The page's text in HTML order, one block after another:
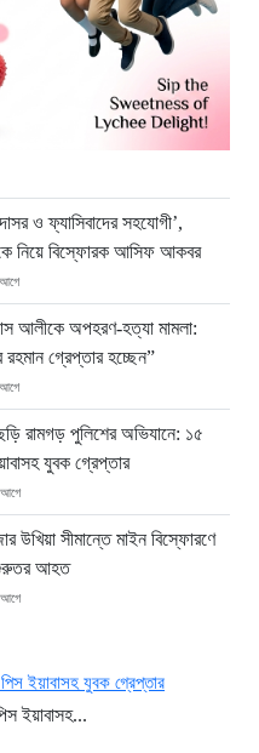
ও ফ্যাসিবাদের সহযোগী’,
নিয়ে বিস্ফোরক আসিফ আকবর
আলীকে অপহরণ-হত্যা মামলা:
গ্রেপ্তার হচ্ছেন”
রামগড় পুলিশের অভিযানে: ১৫
যুবক গ্রেপ্তার
আগে
উখিয়া সীমান্তে মাইন বিস্ফোরণে
আহত
আগে
পুরনো মাদক কারবারি গ্রেফতার
ইয়াবাসহ...